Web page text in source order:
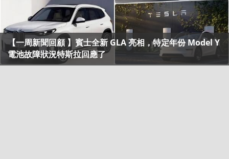
【一周新聞回顧 】賓士全新 GLA 亮相，特定年份 Model Y
電池故障狀況特斯拉回應了